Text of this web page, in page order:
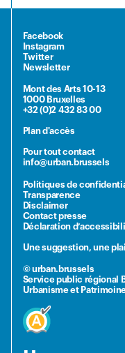
Facebook
Instagram
Twitter
Newsletter
Mont des Arts 10-13
1000 Bruxelles
+32 (0)2 432 83 00
Plan d'accès
Pour tout contact
info@urban.brussels
Politiques de
Transparence
Disclaimer
Contact presse
Déclaration
Une suggestion, une
© urban.brussels
Service public régional
Urbanisme et